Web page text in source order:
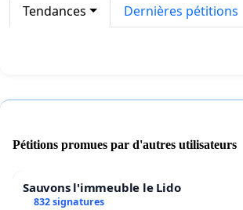
Tendances Dernières pétitions
Pétitions promues par d'autres utilisateurs
Sauvons l'immeuble le Lido
832 signatures